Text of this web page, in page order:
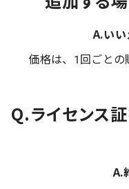
A.いい
価格は、1回ごとの
Q.ライセンス
A.